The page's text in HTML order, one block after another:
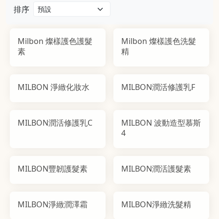
排序
Milbon 燦樣護色護髮
素
Milbon 燦樣護色洗髮
精
MILBON 淨緻化妝水 MILBON潤活修護乳F
MILBON潤活修護乳C
MILBON 波動造型慕斯
4
MILBON豐韌護髮素 MILBON潤活護髮素
MILBON淨緻潤澤霜 MILBON淨緻洗髮精